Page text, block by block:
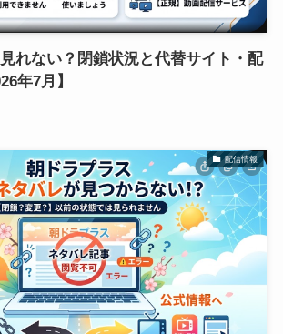
れない？閉鎖状況と代替サイト・配
年7月】
配信情報